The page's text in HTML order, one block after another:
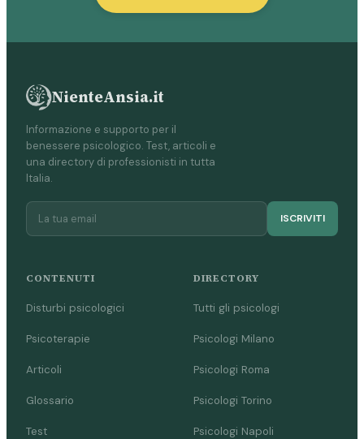
NienteAnsia.it
Informazione e supporto per il
benessere psicologico. Test, articoli e
una directory di professionisti in tutta
Italia.
ISCRIVITI
CONTENUTI
Disturbi psicologici
Psicoterapie
Articoli
Glossario
Test
DIRECTORY
Tutti gli psicologi
Psicologi Milano
Psicologi Roma
Psicologi Torino
Psicologi Napoli